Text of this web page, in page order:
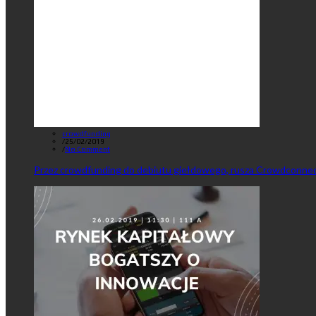
crowdfunding
/25/02/2019
/No Comment
Przez crowdfunding do debiutu giełdowego, rusza